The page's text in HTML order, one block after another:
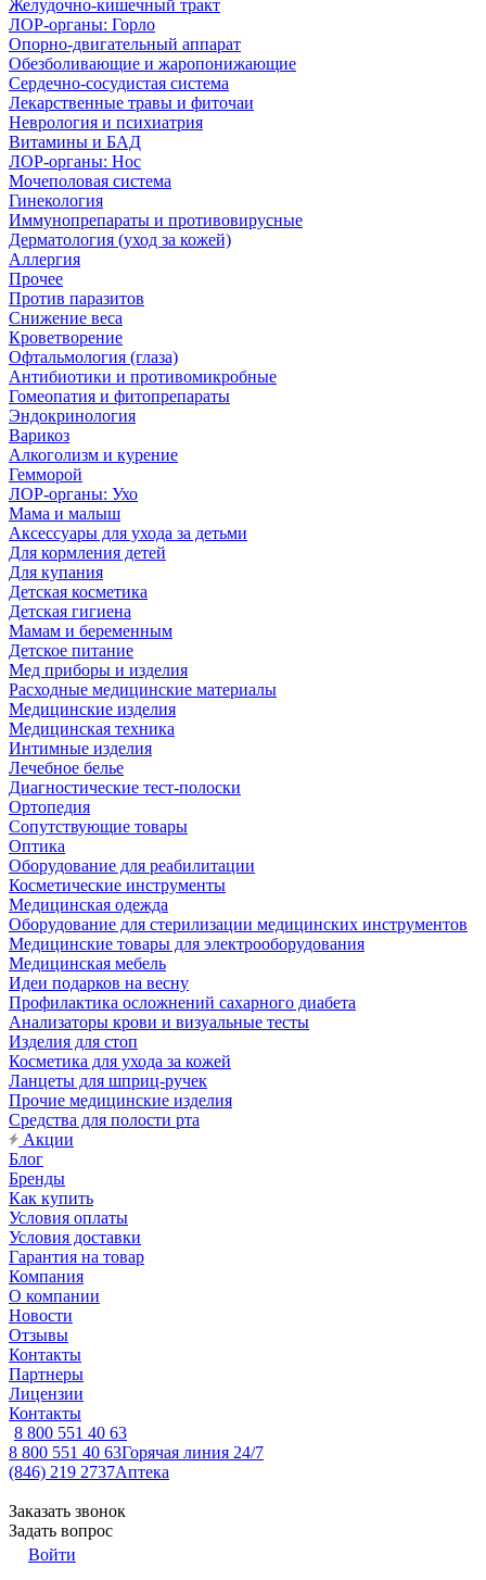
Желудочно-кишечный тракт
ЛОР-органы: Горло
Опорно-двигательный аппарат
Обезболивающие и жаропонижающие
Сердечно-сосудистая система
Лекарственные травы и фиточаи
Неврология и психиатрия
Витамины и БАД
ЛОР-органы: Нос
Мочеполовая система
Гинекология
Иммунопрепараты и противовирусные
Дерматология (уход за кожей)
Аллергия
Прочее
Против паразитов
Снижение веса
Кроветворение
Офтальмология (глаза)
Антибиотики и противомикробные
Гомеопатия и фитопрепараты
Эндокринология
Варикоз
Алкоголизм и курение
Гемморой
ЛОР-органы: Ухо
Мама и малыш
Аксессуары для ухода за детьми
Для кормления детей
Для купания
Детская косметика
Детская гигиена
Мамам и беременным
Детское питание
Мед приборы и изделия
Расходные медицинские материалы
Медицинские изделия
Медицинская техника
Интимные изделия
Лечебное белье
Диагностические тест-полоски
Ортопедия
Сопутствующие товары
Оптика
Оборудование для реабилитации
Косметические инструменты
Медицинская одежда
Оборудование для стерилизации медицинских инструментов
Медицинские товары для электрооборудования
Медицинская мебель
Идеи подарков на весну
Профилактика осложнений сахарного диабета
Анализаторы крови и визуальные тесты
Изделия для стоп
Косметика для ухода за кожей
Ланцеты для шприц-ручек
Прочие медицинские изделия
Средства для полости рта
Акции
Блог
Бренды
Как купить
Условия оплаты
Условия доставки
Гарантия на товар
Компания
О компании
Новости
Отзывы
Контакты
Партнеры
Лицензии
Контакты
8 800 551 40 63
8 800 551 40 63Горячая линия 24/7
(846) 219 2737Аптека
Заказать звонок
Задать вопрос
Войти